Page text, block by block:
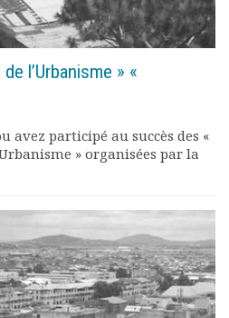
l’Urbanisme » «
avez participé au succès des «
» organisées par la